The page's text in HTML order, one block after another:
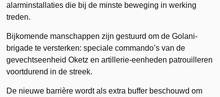
alarminstallaties die bij de minste beweging in werking
treden.
Bijkomende manschappen zijn gestuurd om de Golani-
brigade te versterken: speciale commando’s van de
gevechtseenheid Oketz en artillerie-eenheden patrouilleren
voortdurend in de streek.
De nieuwe barrière wordt als extra buffer beschouwd om